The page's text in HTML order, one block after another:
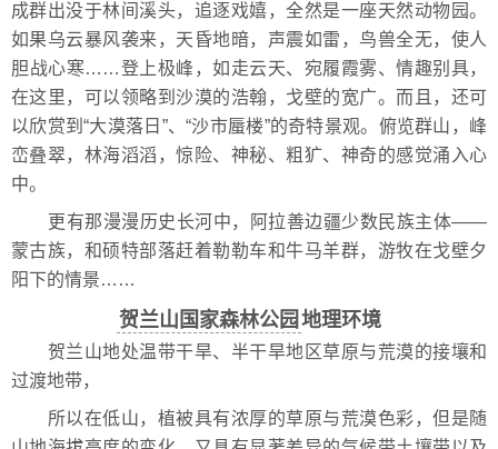
成群出没于林间溪头，追逐戏嬉，全然是一座天然动物园。
如果乌云暴风袭来，天昏地暗，声震如雷，鸟兽全无，使人
胆战心寒……登上极峰，如走云天、宛履霞雾、情趣别具，
在这里，可以领略到沙漠的浩翰，戈壁的宽广。而且，还可
以欣赏到“大漠落日”、“沙市蜃楼”的奇特景观。俯览群山，峰
峦叠翠，林海滔滔，惊险、神秘、粗犷、神奇的感觉涌入心
中。
更有那漫漫历史长河中，阿拉善边疆少数民族主体——
蒙古族，和硕特部落赶着勒勒车和牛马羊群，游牧在戈壁夕
阳下的情景……
贺兰山国家森林公园 地理环境
贺兰山地处温带干旱、半干旱地区草原与荒漠的接壤和
过渡地带，
所以在低山，植被具有浓厚的草原与荒漠色彩，但是随